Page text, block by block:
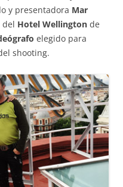
y presentadora Mar
del Hotel Wellington de
elegido para
shooting.